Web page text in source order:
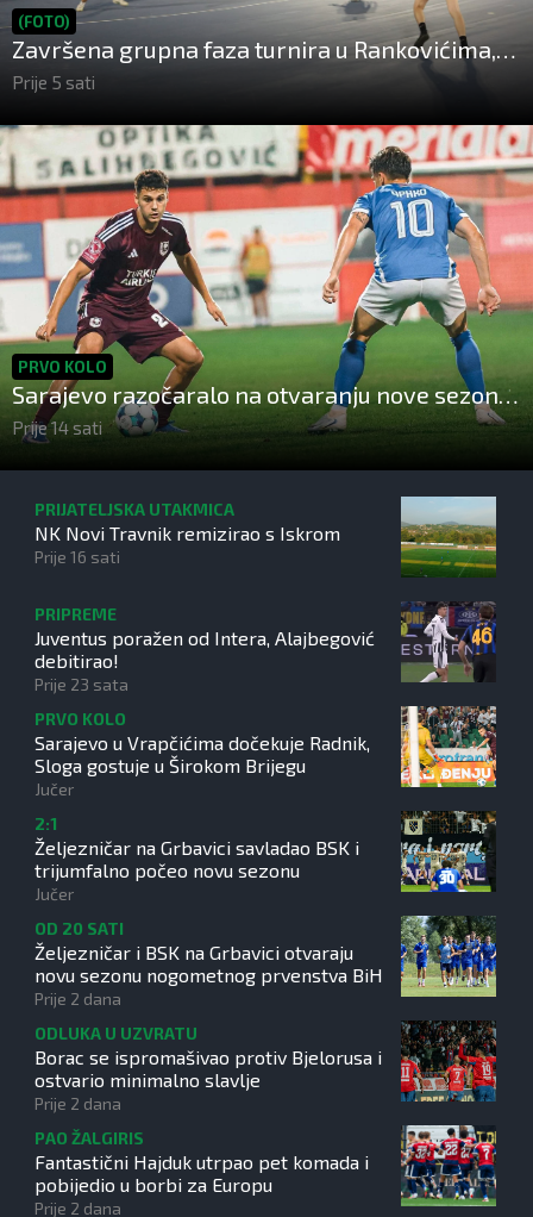
(FOTO)
Završena grupna faza turnira u Rankovićima,
poznat raspored završnice!
Prije 5 sati
PRVO KOLO
Sarajevo razočaralo na otvaranju nove sezone
i osvojilo samo bod u Vrapčićima
Prije 14 sati
PRIJATELJSKA UTAKMICA
NK Novi Travnik remizirao s Iskrom
Prije 16 sati
PRIPREME
Juventus poražen od Intera, Alajbegović
debitirao!
Prije 23 sata
PRVO KOLO
Sarajevo u Vrapčićima dočekuje Radnik,
Sloga gostuje u Širokom Brijegu
Jučer
2:1
Željezničar na Grbavici savladao BSK i
trijumfalno počeo novu sezonu
Jučer
OD 20 SATI
Željezničar i BSK na Grbavici otvaraju
novu sezonu nogometnog prvenstva BiH
Prije 2 dana
ODLUKA U UZVRATU
Borac se ispromašivao protiv Bjelorusa i
ostvario minimalno slavlje
Prije 2 dana
PAO ŽALGIRIS
Fantastični Hajduk utrpao pet komada i
pobijedio u borbi za Europu
Prije 2 dana